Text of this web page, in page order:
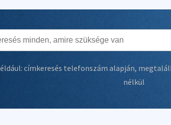
címkeresés telefonszám alapján,
nélkül